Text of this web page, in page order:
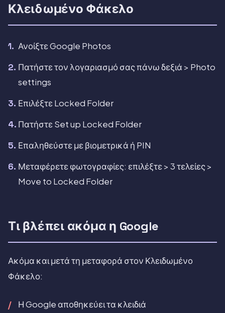
Κλειδωμένο Φάκελο
Ανοίξτε Google Photos
Πατήστε τον λογαριασμό σας πάνω δεξιά > Photo
settings
Επιλέξτε Locked Folder
Πατήστε Set up Locked Folder
Επαληθεύστε με βιομετρικά ή PIN
Μεταφέρετε φωτογραφίες: επιλέξτε > 3 τελείες >
Move to Locked Folder
Τι βλέπει ακόμα η Google
Ακόμα και μετά τη μεταφορά στον Κλειδωμένο
Φάκελο:
Η Google αποθηκεύει τα κλειδιά